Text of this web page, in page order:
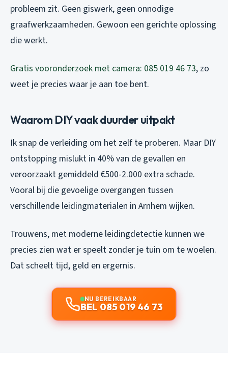
probleem zit. Geen giswerk, geen onnodige
graafwerkzaamheden. Gewoon een gerichte oplossing
die werkt.
Gratis vooronderzoek met camera: 085 019 46 73, zo
weet je precies waar je aan toe bent.
Waarom DIY vaak duurder uitpakt
Ik snap de verleiding om het zelf te proberen. Maar DIY
ontstopping mislukt in 40% van de gevallen en
veroorzaakt gemiddeld €500-2.000 extra schade.
Vooral bij die gevoelige overgangen tussen
verschillende leidingmaterialen in Arnhem wijken.
Trouwens, met moderne leidingdetectie kunnen we
precies zien wat er speelt zonder je tuin om te woelen.
Dat scheelt tijd, geld en ergernis.
NU BEREIKBAAR
BEL 085 019 46 73